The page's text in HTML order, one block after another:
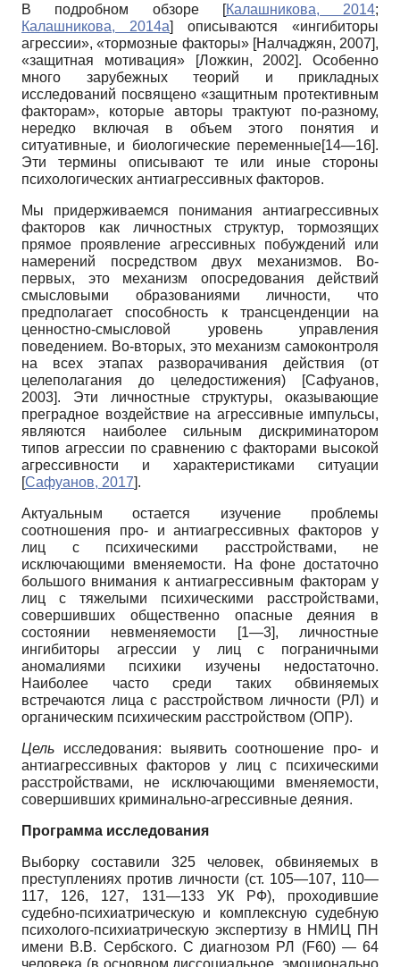
В подробном обзоре [Калашникова, 2014;
Калашникова, 2014а]
описываются «ингибиторы
агрессии», «тормозные факторы» [Налчаджян, 2007],
«защитная мотивация»
[Ложкин, 2002]. Особенно
много зарубежных теорий и прикладных
исследований посвящено «защитным протективным
факторам», которые авторы трактуют по-разному,
нередко включая в объем этого понятия и
ситуативные, и биологические переменные[14—16].
Эти термины описывают те или иные стороны
психологических антиагрессивных факторов.
Мы придерживаемся понимания антиагрессивных
факторов как личностных структур, тормозящих
прямое проявление агрессивных побуждений или
намерений посредством двух механизмов. Во-
первых, это механизм опосредования действий
смысловыми образованиями личности, что
предполагает способность к трансценденции на
ценностно-смысловой уровень управления
поведением. Во-вторых, это механизм самоконтроля
на всех этапах разворачивания действия (от
целеполагания до целедостижения)
[Сафуанов,
2003]. Эти личностные структуры, оказывающие
преградное воздействие на агрессивные импульсы,
являются наиболее сильным дискриминатором
типов агрессии по сравнению с факторами высокой
агрессивности и характеристиками ситуации
[Сафуанов, 2017].
Актуальным остается изучение проблемы
соотношения про- и антиагрессивных факторов у
лиц с психическими расстройствами, не
исключающими вменяемости. На фоне достаточно
большого внимания к антиагрессивным факторам у
лиц с тяжелыми психическими расстройствами,
совершивших общественно опасные деяния в
состоянии невменяемости [1—3], личностные
ингибиторы агрессии у лиц с пограничными
аномалиями психики изучены недостаточно.
Наиболее часто среди таких обвиняемых
встречаются лица с расстройством личности (РЛ) и
органическим психическим расстройством (ОПР).
Цель исследования: выявить соотношение про- и
антиагрессивных факторов у лиц с психическими
расстройствами, не исключающими вменяемости,
совершивших криминально-агрессивные деяния.
Программа исследования
Выборку составили 325 человек, обвиняемых в
преступлениях против личности (ст. 105—107, 110—
117, 126, 127, 131—133 УК РФ), проходившие
судебно-психиатрическую и комплексную судебную
психолого-психиатрическую экспертизу в НМИЦ ПН
имени В.В. Сербского. С диагнозом РЛ (F60) — 64
человека (в основном диссоциальное, эмоционально